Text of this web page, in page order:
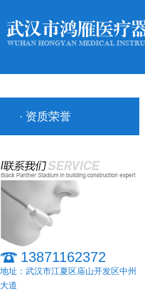
· 资质荣誉
13871162372
地址：武汉市江夏区庙山开发区中州
大道